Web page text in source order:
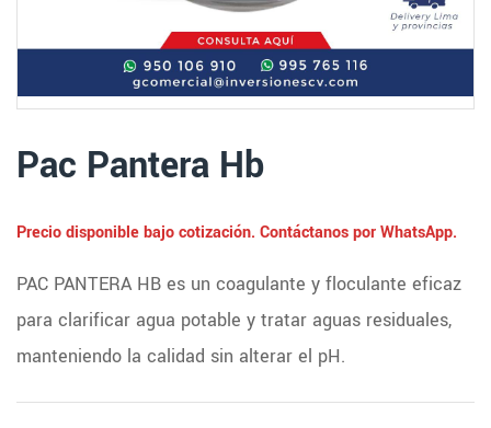
Pac Pantera Hb
Precio disponible bajo cotización. Contáctanos por WhatsApp.
PAC PANTERA HB es un coagulante y floculante eficaz
para clarificar agua potable y tratar aguas residuales,
manteniendo la calidad sin alterar el pH.